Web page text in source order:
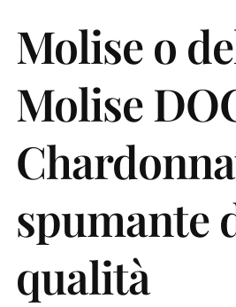
Molise o
Molise
spumante
qualità